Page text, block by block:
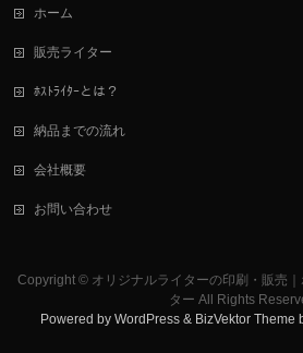
ホーム
販売ライター
ﾎｽﾄﾗｲﾀｰとは？
納品までの流れ
会社概要
お問い合わせ
Copyright © オリジナルライターの印刷・販売
ター All Rights
Powered byWordPress & BizVektor Theme